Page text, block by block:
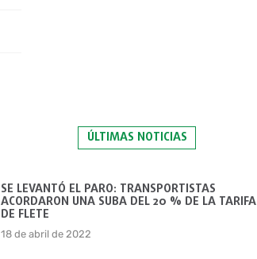
ÚLTIMAS NOTICIAS
SE LEVANTÓ EL PARO: TRANSPORTISTAS
ACORDARON UNA SUBA DEL 20 % DE LA TARIFA
DE FLETE
18 de abril de 2022